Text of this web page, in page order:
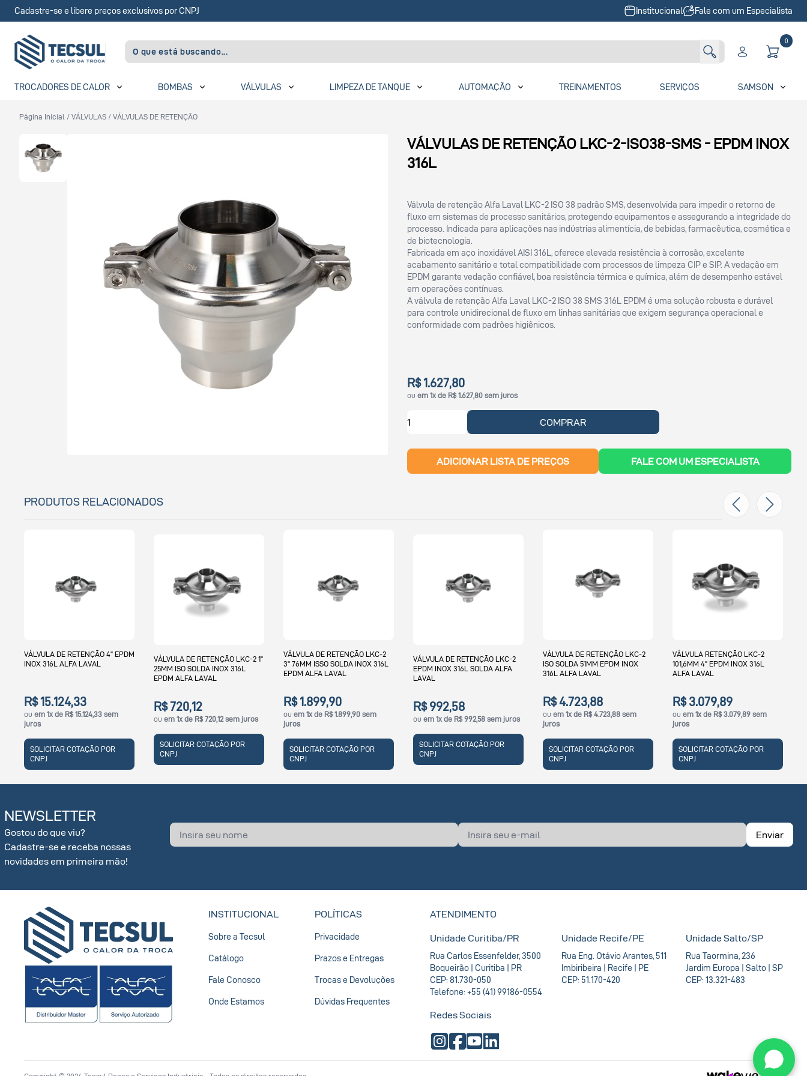
Cadastre-se e libere preços exclusivos por CNPJ Institucional Fale com um Especialista
0
TROCADORES DE CALOR BOMBAS VÁLVULAS LIMPEZA DE TANQUE AUTOMAÇÃO TREINAMENTOS SERVIÇOS SAMSON
Página Inicial / VÁLVULAS / VÁLVULAS DE RETENÇÃO
VÁLVULAS DE RETENÇÃO LKC-2-ISO38-SMS - EPDM INOX
316L
Válvula de retenção Alfa Laval LKC-2 ISO 38 padrão SMS, desenvolvida para impedir o retorno de
fluxo em sistemas de processo sanitários, protegendo equipamentos e assegurando a integridade do
processo. Indicada para aplicações nas indústrias alimentícia, de bebidas, farmacêutica, cosmética e
de biotecnologia.
Fabricada em aço inoxidável AISI 316L, oferece elevada resistência à corrosão, excelente
acabamento sanitário e total compatibilidade com processos de limpeza CIP e SIP. A vedação em
EPDM garante vedação confiável, boa resistência térmica e química, além de desempenho estável
em operações contínuas.
A válvula de retenção Alfa Laval LKC-2 ISO 38 SMS 316L EPDM é uma solução robusta e durável
para controle unidirecional de fluxo em linhas sanitárias que exigem segurança operacional e
conformidade com padrões higiênicos.
R$ 1.627,80
ouem 1x de R$ 1.627,80 sem juros
COMPRAR
ADICIONAR LISTA DE PREÇOS FALE COM UM ESPECIALISTA
PRODUTOS RELACIONADOS
VÁLVULA DE RETENÇÃO 4" EPDM
INOX 316L ALFA LAVAL
R$ 15.124,33
ou em 1x de R$ 15.124,33 sem
juros
SOLICITAR COTAÇÃO POR
CNPJ
VÁLVULA DE RETENÇÃO LKC-2 1"
25MM ISO SOLDA INOX 316L
EPDM ALFA LAVAL
R$ 720,12
ou em 1x de R$ 720,12 sem juros
SOLICITAR COTAÇÃO POR
CNPJ
VÁLVULA DE RETENÇÃO LKC-2
3" 76MM ISSO SOLDA INOX 316L
EPDM ALFA LAVAL
R$ 1.899,90
ou em 1x de R$ 1.899,90 sem
juros
SOLICITAR COTAÇÃO POR
CNPJ
VÁLVULA DE RETENÇÃO LKC-2
EPDM INOX 316L SOLDA ALFA
LAVAL
R$ 992,58
ou em 1x de R$ 992,58 sem juros
SOLICITAR COTAÇÃO POR
CNPJ
VÁLVULA DE RETENÇÃO LKC-2
ISO SOLDA 51MM EPDM INOX
316L ALFA LAVAL
R$ 4.723,88
ou em 1x de R$ 4.723,88 sem
juros
SOLICITAR COTAÇÃO POR
CNPJ
VÁLVULA RETENÇÃO LKC-2
101,6MM 4" EPDM INOX 316L
ALFA LAVAL
R$ 3.079,89
ou em 1x de R$ 3.079,89 sem
juros
SOLICITAR COTAÇÃO POR
CNPJ
NEWSLETTER
Gostou do que viu?
Cadastre-se e receba nossas
novidades em primeira mão!
Enviar
INSTITUCIONAL
Sobre a Tecsul
Catálogo
Fale Conosco
Onde Estamos
POLÍTICAS
Privacidade
Prazos e Entregas
Trocas e Devoluções
Dúvidas Frequentes
ATENDIMENTO
Unidade Curitiba/PR
Rua Carlos Essenfelder, 3500
Boqueirão | Curitiba | PR
CEP: 81.730-050
Telefone: +55 (41) 99186-0554
Unidade Recife/PE
Rua Eng. Otávio Arantes, 511
Imbiribeira | Recife | PE
CEP: 51.170-420
Unidade Salto/SP
Rua Taormina, 236
Jardim Europa | Salto | SP
CEP: 13.321-483
Redes Sociais